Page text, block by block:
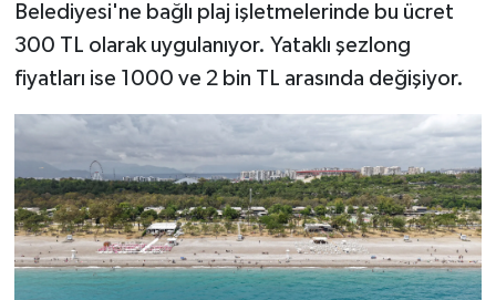
Belediyesi'ne bağlı plaj işletmelerinde bu ücret
300 TL olarak uygulanıyor. Yataklı şezlong
fiyatları ise 1000 ve 2 bin TL arasında değişiyor.